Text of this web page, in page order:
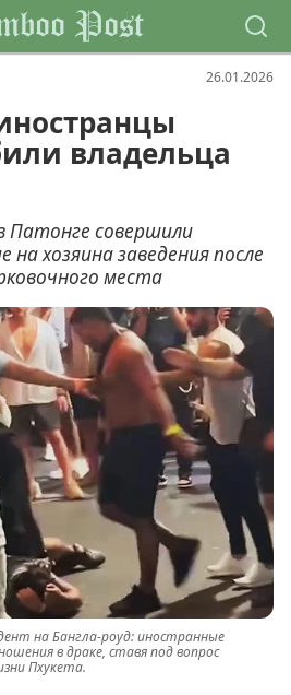
Post
26.01.2026
владельца
Патонге совершили
на хозяина заведения после
места
на Бангла-роуд: иностранные
в драке, ставя под вопрос
Пхукета.